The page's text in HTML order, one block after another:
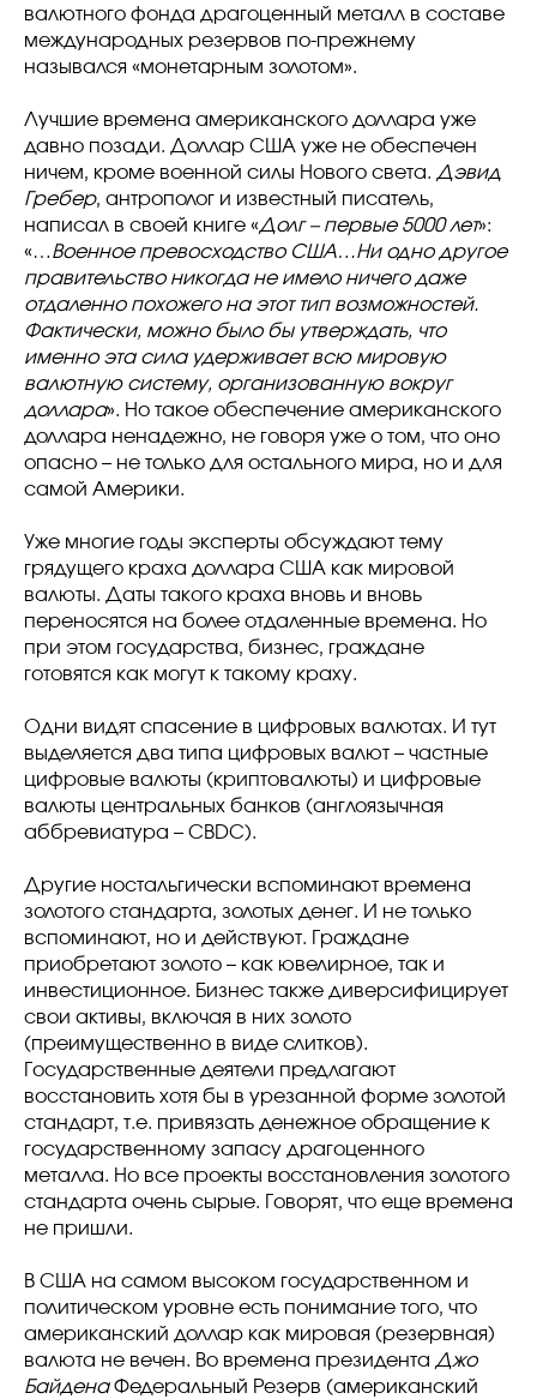
валютного фонда драгоценный металл в составе
международных резервов по-прежнему
назывался «монетарным золотом».
Лучшие времена американского доллара уже
давно позади. Доллар США уже не обеспечен
ничем, кроме военной силы Нового света. Дэвид
Гребер, антрополог и известный писатель,
написал в своей книге «Долг – первые 5000 лет»:
«…Военное превосходство США…Ни одно другое
правительство никогда не имело ничего даже
отдаленно похожего на этот тип возможностей.
Фактически, можно было бы утверждать, что
именно эта сила удерживает всю мировую
валютную систему, организованную вокруг
доллара». Но такое обеспечение американского
доллара ненадежно, не говоря уже о том, что оно
опасно – не только для остального мира, но и для
самой Америки.
Уже многие годы эксперты обсуждают тему
грядущего краха доллара США как мировой
валюты. Даты такого краха вновь и вновь
переносятся на более отдаленные времена. Но
при этом государства, бизнес, граждане
готовятся как могут к такому краху.
Одни видят спасение в цифровых валютах. И тут
выделяется два типа цифровых валют – частные
цифровые валюты (криптовалюты) и цифровые
валюты центральных банков (англоязычная
аббревиатура – CBDC).
Другие ностальгически вспоминают времена
золотого стандарта, золотых денег. И не только
вспоминают, но и действуют. Граждане
приобретают золото – как ювелирное, так и
инвестиционное. Бизнес также диверсифицирует
свои активы, включая в них золото
(преимущественно в виде слитков).
Государственные деятели предлагают
восстановить хотя бы в урезанной форме золотой
стандарт, т.е. привязать денежное обращение к
государственному запасу драгоценного
металла. Но все проекты восстановления золотого
стандарта очень сырые. Говорят, что еще времена
не пришли.
В США на самом высоком государственном и
политическом уровне есть понимание того, что
американский доллар как мировая (резервная)
валюта не вечен. Во времена президента Джо
БайденаФедеральный Резерв (американский